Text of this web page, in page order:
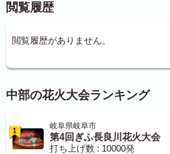
閲覧履歴
閲覧履歴がありません。
中部の花火大会ランキング
1
岐阜県岐阜市
第4回ぎふ長良川花火大会
打ち上げ数 : 10000発